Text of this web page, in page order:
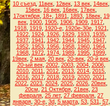
10 съезд 11век 12век 13 век 14век
15век 16 век 16век 17век
17октября, 18+, 1891 1893, 18век, 19
век 1900 1905 1906 1909 1917
1918, 1919, 1920-е, 1920е-30е, 1921
1922, 1924, 1926, 1929, 1933, 1935,
1937, 1941 1942, 1944, 1945, 1947,
1952, 1953, 1956, 1958, 1960, 1964,
1968, 1972, 1974, 1989, 1995, 1999,
19век 2 мая 20 век 20-век 20-й век
20-ый век, 2002, 2003, 2004, 2006,
2010 2011 2012 2013 2014 2015
2016, 2017, 2018, 2019, 2020, 2021
2022 2023 2024 2025 2026 20век
20см 21 Октября, 21век, 23
февраля 25 лет, 27 февраля 27
января, 30-е, 3d, 5 марта, 53, 531 57,